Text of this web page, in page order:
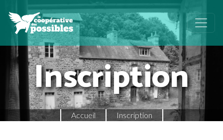
Inscription
Accueil Inscription